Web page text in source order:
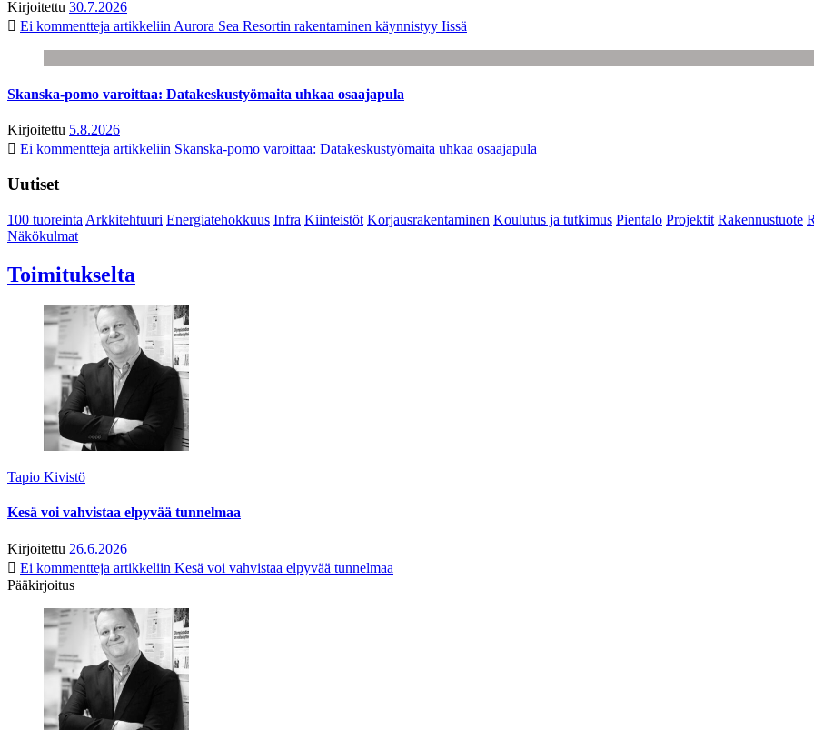
Kirjoitettu 30.7.2026
Ei kommentteja artikkeliin Aurora Sea Resortin rakentaminen käynnistyy Iissä
Skanska-pomo varoittaa: Datakeskustyömaita uhkaa osaajapula
Kirjoitettu 5.8.2026
Ei kommentteja artikkeliin Skanska-pomo varoittaa: Datakeskustyömaita uhkaa osaajapula
Uutiset
100 tuoreinta Arkkitehtuuri Energiatehokkuus Infra Kiinteistöt Korjausrakentaminen Koulutus ja tutkimus Pientalo Projektit Rakennustuote
Näkökulmat
Toimitukselta
Tapio Kivistö
Kesä voi vahvistaa elpyvää tunnelmaa
Kirjoitettu 26.6.2026
Ei kommentteja artikkeliin Kesä voi vahvistaa elpyvää tunnelmaa
Pääkirjoitus